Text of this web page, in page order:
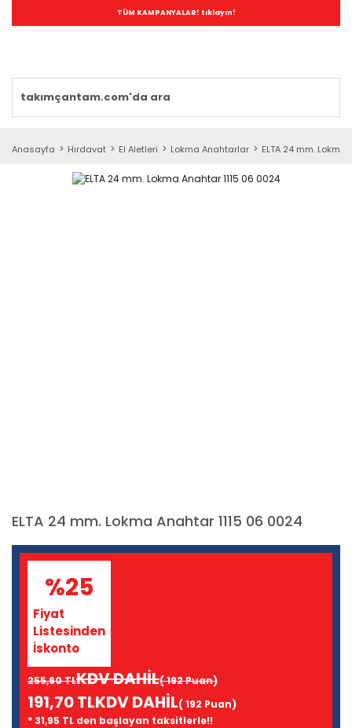
TÜM KAMPANYALAR! tıklayın!
Anasayfa Hırdavat El Aletleri Lokma Anahtarlar ELTA 24 mm.
ELTA 24 mm. Lokma Anahtar 1115 06 0024
%25
Fiyat
Listesinden
İskonto
255,60 TLKDV DAHİL( 192 Puan)
191,70 TLKDV DAHİL( 192 Puan)
* 31,95 TL den başlayan taksitlerle!!